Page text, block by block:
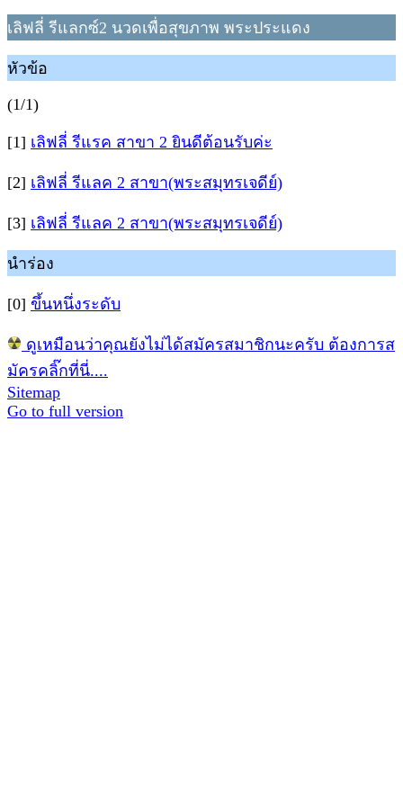
เลิฟลี่ รีแลกซ์2 นวดเพื่อสุขภาพ พระประแดง
หัวข้อ
(1/1)
[1] เลิฟลี่ รีแรค สาขา 2 ยินดีต้อนรับค่ะ
[2] เลิฟลี่ รีแลค 2 สาขา(พระสมุทรเจดีย์)
[3] เลิฟลี่ รีแลค 2 สาขา(พระสมุทรเจดีย์)
นำร่อง
[0] ขึ้นหนึ่งระดับ
ดูเหมือนว่าคุณยังไม่ได้สมัครสมาชิกนะครับ ต้องการส
มัครคลิ๊กที่นี่....
Sitemap
Go to full version